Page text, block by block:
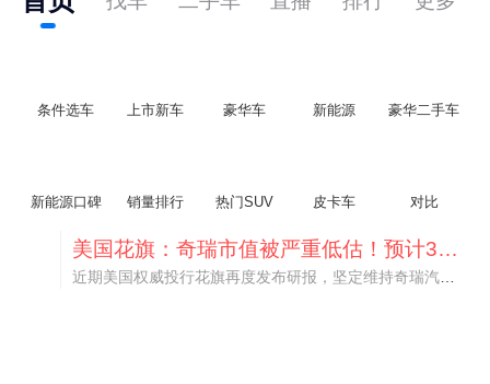
条件选车 上市新车 豪华车 新能源 豪华二手车
新能源口碑 销量排行 热门SUV 皮卡车 对比
美国花旗：奇瑞市值被严重低估！预计36港元/股
近期美国权威投行花旗再度发布研报，坚定维持奇瑞汽车（09973.HK）买入评级，将其合理目标价定格在36港元/股。对照公司最新25.46港元的二级市场现价，这一目标价意味着股价存在41.4%的可观上行空间，花旗直言，当前资本市场受短期市场情绪、国内车市价格战扰动，明显低估了奇瑞长期价值与全球化成长潜力。